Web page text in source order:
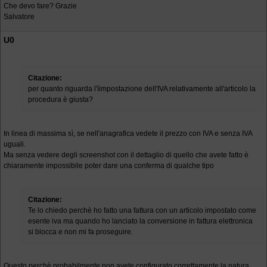
Che devo fare? Grazie
Salvatore
U0
Citazione:
per quanto riguarda l'ìimpostazione dell'IVA relativamente all'articolo la
procedura è giusta?
In linea di massima sì, se nell'anagrafica vedete il prezzo con IVA e senza IVA
uguali.
Ma senza vedere degli screenshot con il dettaglio di quello che avete fatto è
chiaramente impossibile poter dare una conferma di qualche tipo
Citazione:
Te lo chiedo perchè ho fatto una fattura con un articolo impostato come
esente iva ma quando ho lanciato la conversione in fattura elettronica
si blocca e non mi fa proseguire.